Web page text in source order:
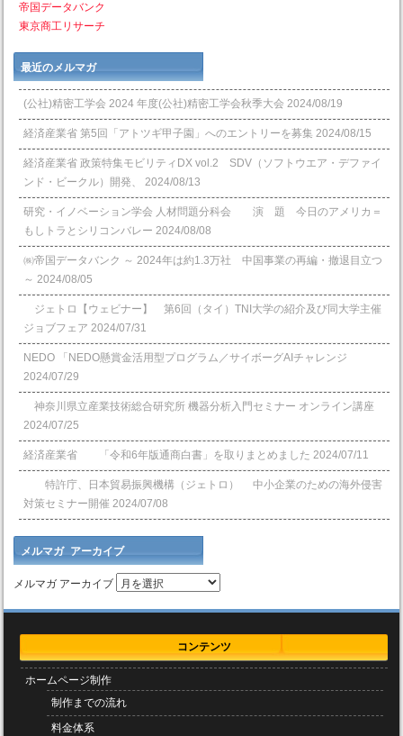
帝国データバンク
東京商工リサーチ
最近のメルマガ
(公社)精密工学会 2024 年度(公社)精密工学会秋季大会 2024/08/19
経済産業省 第5回「アトツギ甲子園」へのエントリーを募集 2024/08/15
経済産業省 政策特集モビリティDX vol.2 SDV（ソフトウエア・デファイ
ンド・ビークル）開発、
2024/08/13
研究・イノベーション学会 人材問題分科会 演 題 今日のアメリカ＝
もしトラとシリコンバレー 2024/08/08
㈱帝国データバンク ～ 2024年は約1.3万社 中国事業の再編・撤退目立つ
～ 2024/08/05
ジェトロ【ウェビナー】 第6回（タイ）TNI大学の紹介及び同大学主催
ジョブフェア 2024/07/31
NEDO 「NEDO懸賞⾦活⽤型プログラム／サイボーグAIチャレンジ
2024/07/29
神奈川県立産業技術総合研究所 機器分析入門セミナー オンライン講座
2024/07/25
経済産業省 「令和6年版通商白書」を取りまとめました 2024/07/11
特許庁、日本貿易振興機構（ジェトロ） 中小企業のための海外侵害
対策セミナー開催 2024/07/08
メルマガ アーカイブ
メルマガ アーカイブ
コンテンツ
ホームページ制作
制作までの流れ
料金体系